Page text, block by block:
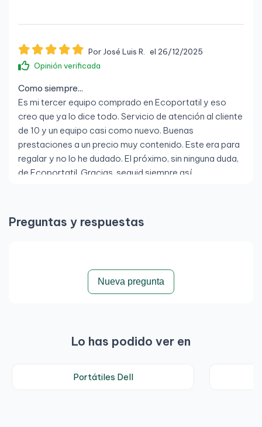
Por José Luis R.
el 26/12/2025
Opinión verificada
Como siempre...
Es mi tercer equipo comprado en Ecoportatil y eso
creo que ya lo dice todo. Servicio de atención al cliente
de 10 y un equipo casi como nuevo. Buenas
prestaciones a un precio muy contenido. Este era para
regalar y no lo he dudado. El próximo, sin ninguna duda,
de Ecoportatil. Gracias, seguid siempre así.
Dell Latitude 7420
Equipo en excelente estado, prácticamente como
siempre recibí respuestas rápidas, claras y muy
Recomiendo totalmente. Rui Coelho
Preguntas y respuestas
Nueva pregunta
Lo has podido ver en
Portátiles Dell